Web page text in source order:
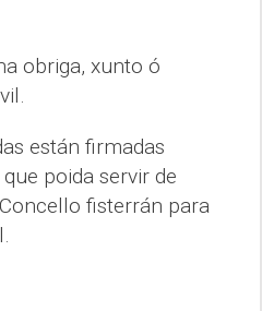
obriga, xunto ó
están firmadas
poida servir de
fisterrán para